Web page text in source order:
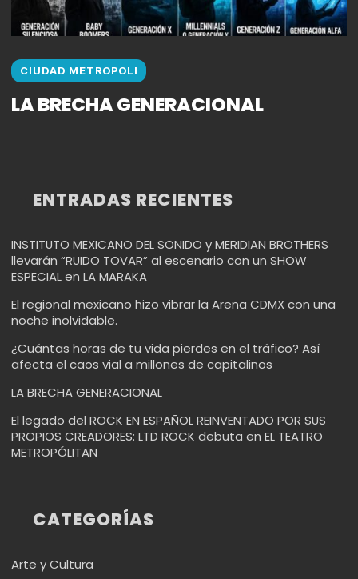
CIUDAD METROPOLI
LA BRECHA GENERACIONAL
ENTRADAS RECIENTES
INSTITUTO MEXICANO DEL SONIDO y MERIDIAN BROTHERS
llevarán “RUIDO TOVAR” al escenario con un SHOW
ESPECIAL en LA MARAKA
El regional mexicano hizo vibrar la Arena CDMX con una
noche inolvidable.
¿Cuántas horas de tu vida pierdes en el tráfico? Así
afecta el caos vial a millones de capitalinos
LA BRECHA GENERACIONAL
El legado del ROCK EN ESPAÑOL REINVENTADO POR SUS
PROPIOS CREADORES: LTD ROCK debuta en EL TEATRO
METROPÓLITAN
CATEGORÍAS
Arte y Cultura